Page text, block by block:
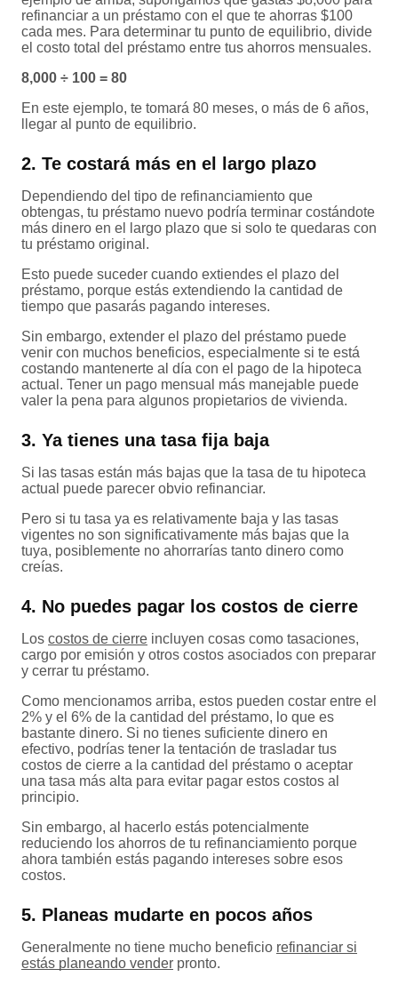
refinanciar a un préstamo con el que te ahorras $100
cada mes. Para determinar tu punto de equilibrio, divide
el costo total del préstamo entre tus ahorros mensuales.
8,000 ÷ 100 = 80
En este ejemplo, te tomará 80 meses, o más de 6 años,
llegar al punto de equilibrio.
2. Te costará más en el largo plazo
Dependiendo del tipo de refinanciamiento que
obtengas, tu préstamo nuevo podría terminar costándote
más dinero en el largo plazo que si solo te quedaras con
tu préstamo original.
Esto puede suceder cuando extiendes el plazo del
préstamo, porque estás extendiendo la cantidad de
tiempo que pasarás pagando intereses.
Sin embargo, extender el plazo del préstamo puede
venir con muchos beneficios, especialmente si te está
costando mantenerte al día con el pago de la hipoteca
actual. Tener un pago mensual más manejable puede
valer la pena para algunos propietarios de vivienda.
3. Ya tienes una tasa fija baja
Si las tasas están más bajas que la tasa de tu hipoteca
actual puede parecer obvio refinanciar.
Pero si tu tasa ya es relativamente baja y las tasas
vigentes no son significativamente más bajas que la
tuya, posiblemente no ahorrarías tanto dinero como
creías.
4. No puedes pagar los costos de cierre
Los costos de cierre incluyen cosas como tasaciones,
cargo por emisión y otros costos asociados con preparar
y cerrar tu préstamo.
Como mencionamos arriba, estos pueden costar entre el
2% y el 6% de la cantidad del préstamo, lo que es
bastante dinero. Si no tienes suficiente dinero en
efectivo, podrías tener la tentación de trasladar tus
costos de cierre a la cantidad del préstamo o aceptar
una tasa más alta para evitar pagar estos costos al
principio.
Sin embargo, al hacerlo estás potencialmente
reduciendo los ahorros de tu refinanciamiento porque
ahora también estás pagando intereses sobre esos
costos.
5. Planeas mudarte en pocos años
Generalmente no tiene mucho beneficio refinanciar si
estás planeando vender pronto.